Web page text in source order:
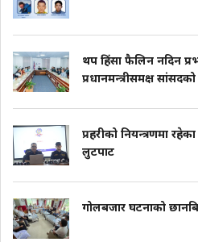
थप हिंसा फैलिन नदिन
प्रधानमन्त्रीसमक्ष सांसदको
प्रहरीको नियन्त्रणमा
लुटपाट
गोलबजार घटनाको